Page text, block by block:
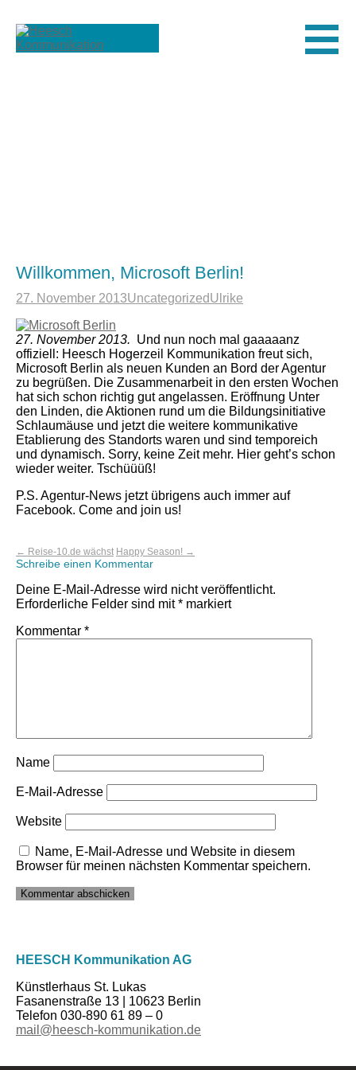
Willkommen, Microsoft Berlin!
27. November 2013UncategorizedUlrike
27. November 2013. Und nun noch mal gaaaaanz
offiziell: Heesch Hogerzeil Kommunikation freut sich,
Microsoft Berlin als neuen Kunden an Bord der Agentur
zu begrüßen. Die Zusammenarbeit in den ersten Wochen
hat sich schon richtig gut angelassen. Eröffnung Unter
den Linden, die Aktionen rund um die Bildungsinitiative
Schlaumäuse und jetzt die weitere kommunikative
Etablierung des Standorts waren und sind temporeich
und dynamisch. Sorry, keine Zeit mehr. Hier geht’s schon
wieder weiter. Tschüüüß!
P.S. Agentur-News jetzt übrigens auch immer auf
Facebook. Come and join us!
Beitrags-
← Reise-10.de wächst Happy Season! →
Schreibe einen Kommentar
Deine E-Mail-Adresse wird nicht veröffentlicht.
Erforderliche Felder sind mit* markiert
Kommentar *
Name
E-Mail-Adresse
Website
Name, E-Mail-Adresse und Website in diesem
Browser für meinen nächsten Kommentar speichern.
HEESCH Kommunikation AG
Künstlerhaus St. Lukas
Fasanenstraße 13 | 10623 Berlin
Telefon 030-890 61 89 – 0
mail@heesch-kommunikation.de